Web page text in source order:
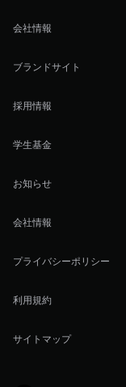
会社情報
ブランドサイト
採用情報
学生基金
お知らせ
会社情報
プライバシーポリシー
利用規約
サイトマップ